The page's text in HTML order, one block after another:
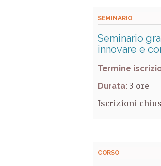
SEMINARIO
Seminario
innovare e
Termine
Durata: 3
Iscrizioni
CORSO